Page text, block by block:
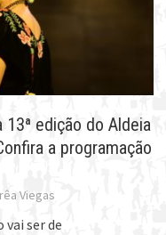
edição do Aldeia
a programação
Viegas
vai ser de